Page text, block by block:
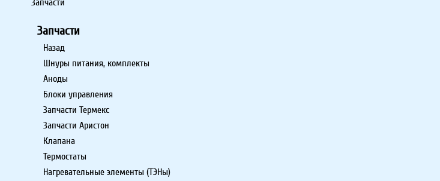
Запчасти
Назад
Шнуры питания, комплекты
Аноды
Блоки управления
Запчасти Термекс
Запчасти Аристон
Клапана
Термостаты
Нагревательные элементы (ТЭНы)